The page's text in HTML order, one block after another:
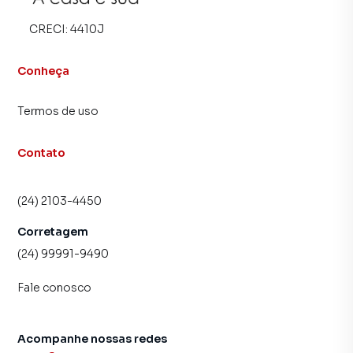
CRECI: 4410J
Conheça
Termos de uso
Contato
(24) 2103-4450
Corretagem
(24) 99991-9490
Fale conosco
Acompanhe nossas redes